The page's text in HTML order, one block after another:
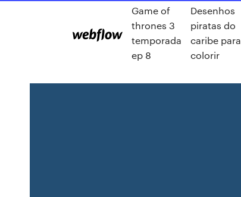
Game of
thrones 3
temporada
ep 8
Desenhos
piratas do
caribe para
colorir